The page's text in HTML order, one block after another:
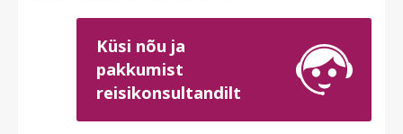
Küsi nõu ja
pakkumist
reisikonsultandilt